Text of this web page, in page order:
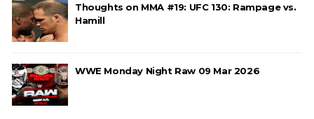
Thoughts on MMA #19: UFC 130: Rampage vs.
Hamill
WWE Monday Night Raw 09 Mar 2026